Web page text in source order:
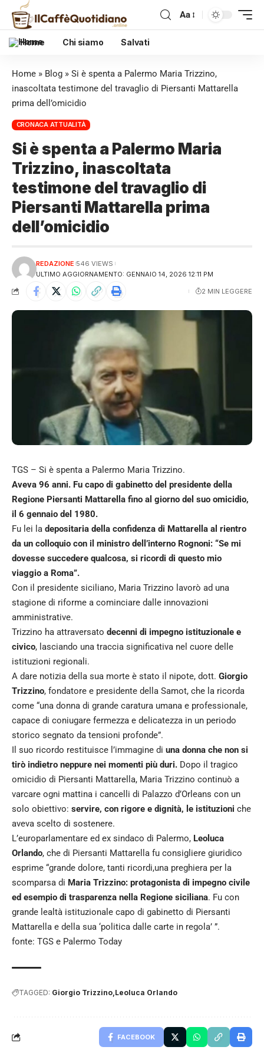
Aa
Home Chi siamo Salvati
Home » Blog » Si è spenta a Palermo Maria Trizzino,
inascoltata testimone del travaglio di Piersanti Mattarella
prima dell’omicidio
CRONACA ATTUALITÀ
Si è spenta a Palermo Maria
Trizzino, inascoltata
testimone del travaglio di
Piersanti Mattarella prima
dell’omicidio
ULTIMO AGGIORNAMENTO: GENNAIO 14, 2026 12:11 PM
REDAZIONE 546 VIEWS
2 MIN LEGGERE
TGS – Si è spenta a Palermo Maria Trizzino.
Aveva 96 anni. Fu capo di gabinetto del presidente della
Regione Piersanti Mattarella fino al giorno del suo omicidio,
il 6 gennaio del 1980.
Fu lei la depositaria della confidenza di Mattarella al rientro
da un colloquio con il ministro dell’interno Rognoni: “Se mi
dovesse succedere qualcosa, si ricordi di questo mio
viaggio a Roma”.
Con il presidente siciliano, Maria Trizzino lavorò ad una
stagione di riforme a cominciare dalle innovazioni
amministrative.
Trizzino ha attraversato decenni di impegno istituzionale e
civico, lasciando una traccia significativa nel cuore delle
istituzioni regionali.
A dare notizia della sua morte è stato il nipote, dott. Giorgio
Trizzino, fondatore e presidente della Samot, che la ricorda
come “una donna di grande caratura umana e professionale,
capace di coniugare fermezza e delicatezza in un periodo
storico segnato da tensioni profonde”.
Il suo ricordo restituisce l’immagine di una donna che non si
tirò indietro neppure nei momenti più duri. Dopo il tragico
omicidio di Piersanti Mattarella, Maria Trizzino continuò a
varcare ogni mattina i cancelli di Palazzo d’Orleans con un
solo obiettivo: servire, con rigore e dignità, le istituzioni che
aveva scelto di sostenere.
L’europarlamentare ed ex sindaco di Palermo, Leoluca
Orlando, che di Piersanti Mattarella fu consigliere giuridico
esprime “grande dolore, tanti ricordi,una preghiera per la
scomparsa di Maria Trizzino: protagonista di impegno civile
ed esempio di trasparenza nella Regione siciliana. Fu con
grande lealtà istituzionale capo di gabinetto di Piersanti
Mattarella e della sua ‘politica dalle carte in regola’ ”.
fonte: TGS e Palermo Today
TAGGED: Giorgio Trizzino Leoluca Orlando
FACEBOOK